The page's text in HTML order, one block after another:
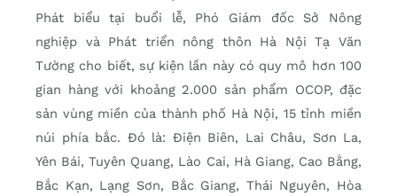
Phát biểu tại buổi lễ, Phó Giám đốc Sở Nông
nghiệp và Phát triển nông thôn Hà Nội Tạ Văn
Tường cho biết, sự kiện lần này có quy mô hơn 100
gian hàng với khoảng 2.000 sản phẩm OCOP, đặc
sản vùng miền của thành phố Hà Nội, 15 tỉnh miền
núi phía bắc. Đó là: Điện Biên, Lai Châu, Sơn La,
Yên Bái, Tuyên Quang, Lào Cai, Hà Giang, Cao Bằng,
Bắc Kạn, Lạng Sơn, Bắc Giang, Thái Nguyên, Hòa